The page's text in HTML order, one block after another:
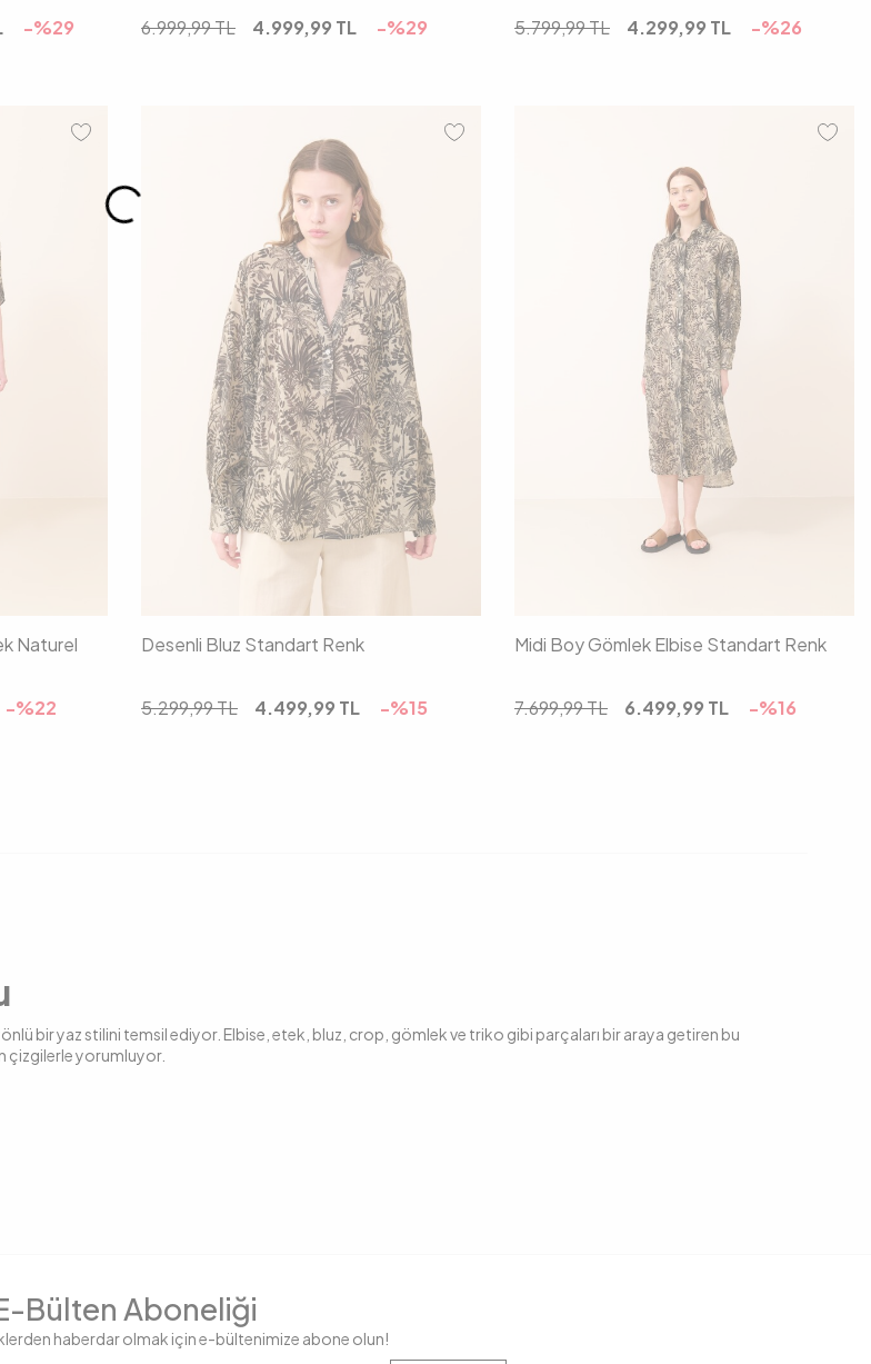
-%29
6.999,99TL 4.999,99 TL -%29 5.799,99TL 4.299,99 TL -%26
Naturel
-%22
01 02
Desenli Bluz Standart Renk
5.299,99TL 4.499,99 TL -%15
01 02
Midi Boy Gömlek Elbise Standart Renk
7.699,99TL 6.499,99 TL -%16
bir yaz stilini temsil ediyor. Elbise, etek, bluz, crop, gömlek ve triko gibi parçaları bir araya getiren bu
çizgilerle yorumluyor.
ön plana çıkıyor. Gömlek elbise formunda ya da salaş kesimde, şehir ve tatil stiline kolayca adapte
Bülten Aboneliği
haberdar olmak için e-bültenimize abone olun!